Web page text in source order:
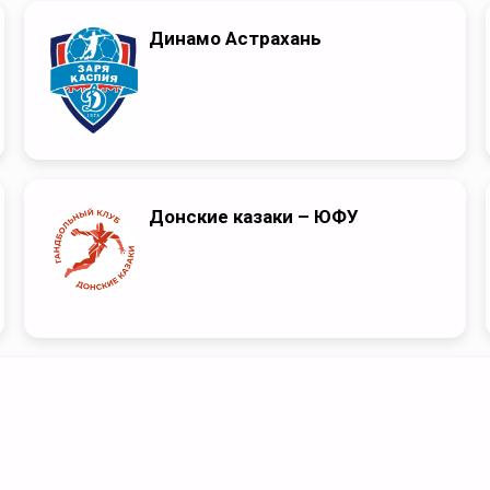
Динамо Астрахань
Донские казаки – ЮФУ